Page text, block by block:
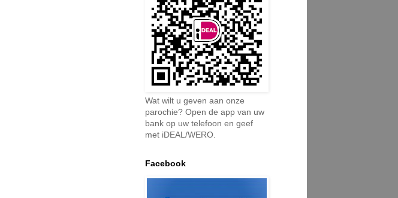
Wat wilt u geven aan onze
parochie? Open de app van uw
bank op uw telefoon en geef
met iDEAL/WERO.
Facebook